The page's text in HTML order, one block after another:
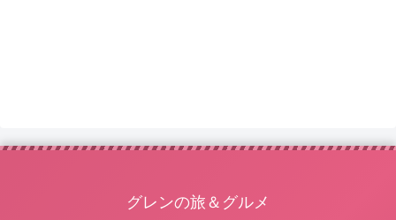
グレンの旅＆グルメ